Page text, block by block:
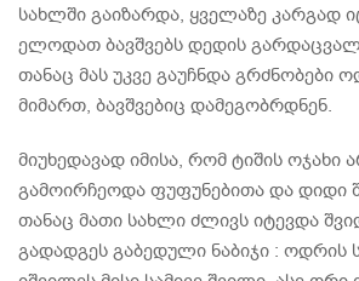
სახლში გაიზარდა, ყველაზე კარგად
ელოდათ ბავშვებს დედის
თანაც მას უკვე გაუჩნდა გრძნობები
მიმართ, ბავშვებიც დამეგობრდნენ.
მიუხედავად იმისა, რომ ტიშის ოჯახი
გამოირჩეოდა ფუფუნებითა და დიდი
თანაც მათი სახლი ძლივს იტევდა
გადადგეს გაბედული ნაბიჯი : ოდრის